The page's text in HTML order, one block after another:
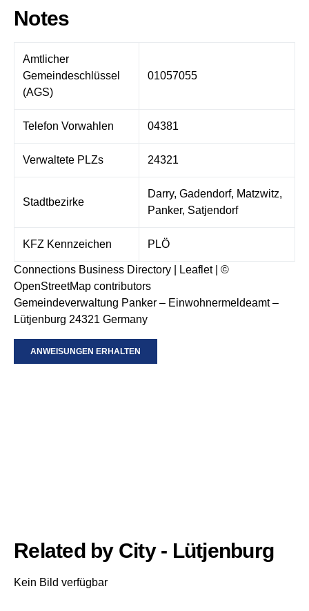
Notes
Amtlicher
Gemeindeschlüssel
(AGS)
01057055
Telefon Vorwahlen 04381
Verwaltete PLZs 24321
Stadtbezirke
Darry, Gadendorf, Matzwitz,
Panker, Satjendorf
KFZ Kennzeichen PLÖ
Connections Business Directory Leaflet| ©
OpenStreetMap contributors
Gemeindeverwaltung Panker – Einwohnermeldeamt –
Lütjenburg 24321 Germany
ANWEISUNGEN ERHALTEN
Related by City - Lütjenburg
Kein Bild verfügbar